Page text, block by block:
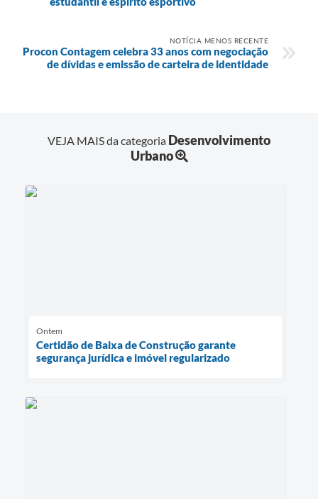
NOTÍCIA MENOS RECENTE
Procon Contagem celebra 33 anos com negociação
de dívidas e emissão de carteira de identidade
VEJA MAIS da categoria Desenvolvimento
Urbano
Ontem
Certidão de Baixa de Construção garante
segurança jurídica e imóvel regularizado